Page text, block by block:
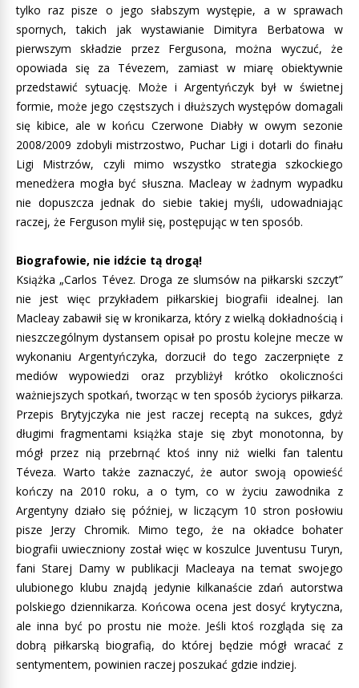
tylko raz pisze o jego słabszym występie, a w sprawach
spornych, takich jak wystawianie Dimityra Berbatowa w
pierwszym składzie przez Fergusona, można wyczuć, że
opowiada się za Tévezem, zamiast w miarę obiektywnie
przedstawić sytuację. Może i Argentyńczyk był w świetnej
formie, może jego częstszych i dłuższych występów domagali
się kibice, ale w końcu Czerwone Diabły w owym sezonie
2008/2009 zdobyli mistrzostwo, Puchar Ligi i dotarli do finału
Ligi Mistrzów, czyli mimo wszystko strategia szkockiego
menedżera mogła być słuszna. Macleay w żadnym wypadku
nie dopuszcza jednak do siebie takiej myśli, udowadniając
raczej, że Ferguson mylił się, postępując w ten sposób.
Biografowie, nie idźcie tą drogą!
Książka „Carlos Tévez. Droga ze slumsów na piłkarski szczyt”
nie jest więc przykładem piłkarskiej biografii idealnej. Ian
Macleay zabawił się w kronikarza, który z wielką dokładnością i
nieszczególnym dystansem opisał po prostu kolejne mecze w
wykonaniu Argentyńczyka, dorzucił do tego zaczerpnięte z
mediów wypowiedzi oraz przybliżył krótko okoliczności
ważniejszych spotkań, tworząc w ten sposób życiorys piłkarza.
Przepis Brytyjczyka nie jest raczej receptą na sukces, gdyż
długimi fragmentami książka staje się zbyt monotonna, by
mógł przez nią przebrnąć ktoś inny niż wielki fan talentu
Téveza. Warto także zaznaczyć, że autor swoją opowieść
kończy na 2010 roku, a o tym, co w życiu zawodnika z
Argentyny działo się później, w liczącym 10 stron posłowiu
pisze Jerzy Chromik. Mimo tego, że na okładce bohater
biografii uwieczniony został więc w koszulce Juventusu Turyn,
fani Starej Damy w publikacji Macleaya na temat swojego
ulubionego klubu znajdą jedynie kilkanaście zdań autorstwa
polskiego dziennikarza. Końcowa ocena jest dosyć krytyczna,
ale inna być po prostu nie może. Jeśli ktoś rozgląda się za
dobrą piłkarską biografią, do której będzie mógł wracać z
sentymentem, powinien raczej poszukać gdzie indziej.